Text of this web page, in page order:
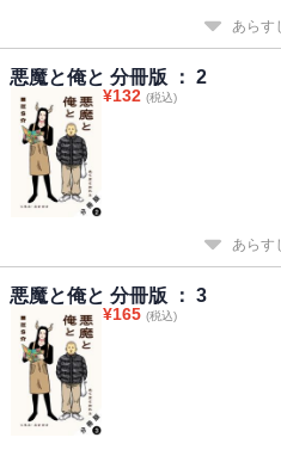
あらす
悪魔と俺と 分冊版 ： 2
¥132 (税込)
あらす
悪魔と俺と 分冊版 ： 3
¥165 (税込)